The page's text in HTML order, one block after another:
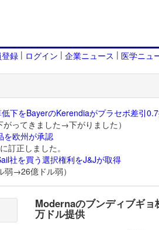
録 | ログイン | 企業ニュース | 医学ニュ
下をBayerのKerendiaがプラセボ差引
ってきました→下がりました）
を欧州が承認
正しました。
社を買う選択権利をJ&Jが取得
弱→26億ドル弱）
Modernaのブンディブギ
万ドル提供